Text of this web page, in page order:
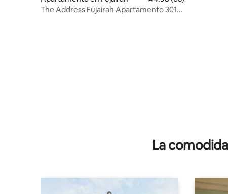
The Address Fujairah Apartamento 3011
La